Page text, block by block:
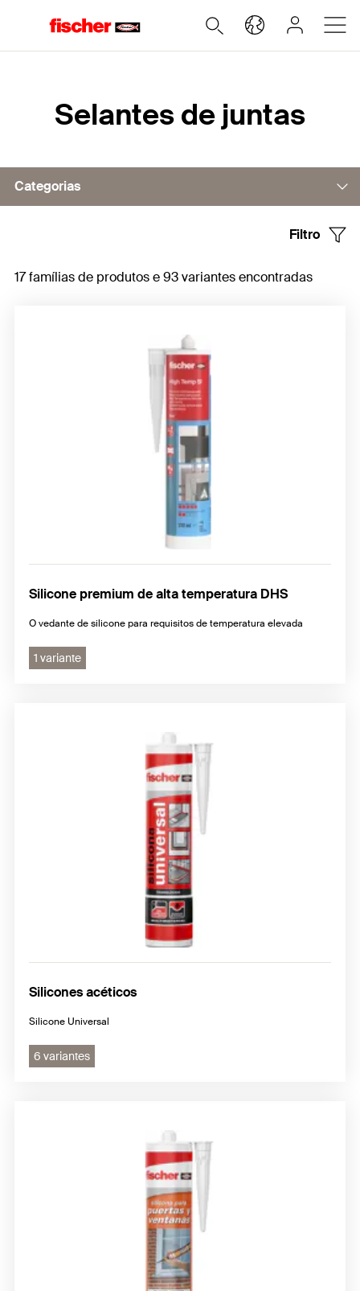
Selantes de juntas
Categorias
Adesivos híbridos
Filtro
17 famílias de produtos e 93 variantes encontradas
Silicone premium de alta temperatura DHS
O vedante de silicone para requisitos de temperatura elevada
1 variante
Silicones acéticos
Silicone Universal
6 variantes